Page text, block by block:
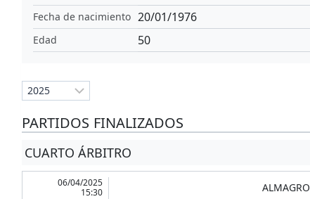
Fecha de nacimiento 20/01/1976
Edad 50
PARTIDOS FINALIZADOS
CUARTO ÁRBITRO
06/04/2025
15:30
ALMAGRO